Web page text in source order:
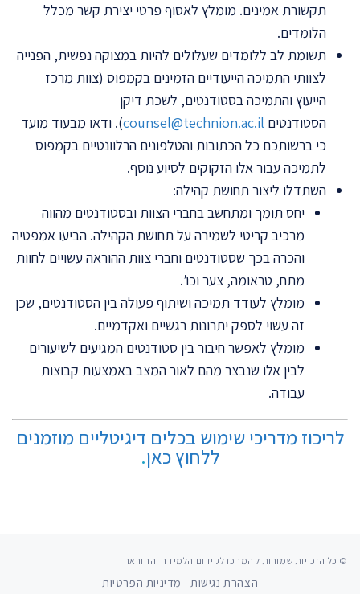
תקשורת אמינים. מומלץ לאסוף פרטי יצירת קשר מכלל
הלומדים.
תשומת לב ללומדים שעלולים להיות במצוקה נפשית, הפנייה
לצוותי התמיכה הייעודיים הזמינים בקמפוס (צוות מרכז
הייעוץ והתמיכה בסטודנטים, לשכת דיקן
הסטודנטים counsel@technion.ac.il). ודאו מבעוד מועד
כי ברשותכם כל הכתובות והטלפונים הרלוונטיים בקמפוס
לתמיכה עבור אלו הזקוקים לסיוע נוסף.
השתדלו ליצור תחושת קהילה:
יחס תומך ומתחשב בחברי הצוות ובסטודנטים מהווה
מרכיב קריטי לשמירה על תחושת הקהילה. הביעו אמפטיה
והכרה בכך שסטודנטים וחברי צוות ההוראה עשויים לחוות
מתח, טראומה, צער וכו’.
מומלץ לעודד תמיכה ושיתוף פעולה בין הסטודנטים, שכן
זה עשוי לספק יתרונות רגשיים ואקדמיים.
מומלץ לאפשר חיבור בין סטודנטים המגיעים לשיעורים
לבין אלו שנבצר מהם לאור המצב באמצעות קבוצות
עבודה.
לריכוז מדריכי שימוש בכלים דיגיטליים מוזמנים
ללחוץ כאן.
© כל הזכויות שמורות ל המרכז לקידום הלמידה וההוראה
הצהרת נגישות מדיניות הפרטיות